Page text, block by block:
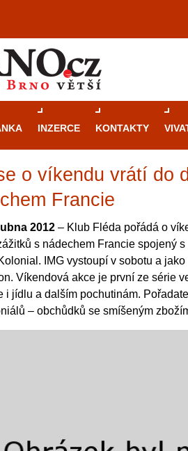
INZERCE KONTAKTY
o víkendu vrátí do
Francie
2012 – Klub Fléda pořádá o
s nádechem Francie spojený
IMG vystoupí v sobotu a
Víkendová akce je první ze série
i jídlu a dalším pochutinám.
– obchůdků se smíšeným
Průvodce
Brno je
restaurace,
místem, kde
různé
metropoli
rulety až po
pro příležitostné hráče. V...